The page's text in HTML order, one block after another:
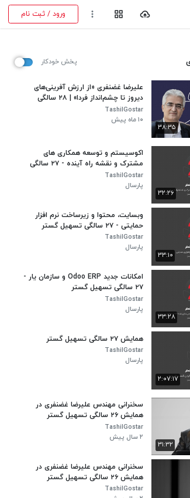
ورود / ثبت نام
پخش خودکار
۳۸:۳۵
علیرضا غضنفری «از ارزش آفرینی‌های
دیروز تا چشم‌انداز فردا» | ۲۸ سالگی
تسهیل‌گستر
TashilGostar
۱۰ ماه پیش
۳۲:۲۶
اکوسیستم و توسعه همکاری های
مشترک و نقشه راه آینده - ۲۷ سالگی
تسهیل گستر
TashilGostar
پارسال
۳۳:۱۰
وبسایت، محتوا و زیرساخت نرم افزار
حمایتی - ۲۷ سالگی تسهیل گستر
TashilGostar
پارسال
۳۳:۲۸
امکانات جدید Odoo ERP و سازمان یار -
۲۷ سالگی تسهیل گستر
TashilGostar
پارسال
۲:۰۷:۱۷
همایش ۲۷ سالگی تسهیل گستر
TashilGostar
پارسال
۳۱:۳۲
سخنرانی مهندس علیرضا غضنفری در
همایش ۲۶ سالگی تسهیل گستر
TashilGostar
۲ سال پیش
سخنرانی مهندس علیرضا غضنفری در
همایش ۲۶ سالگی تسهیل گستر
TashilGostar